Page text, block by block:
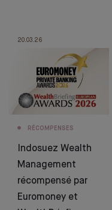
20.03.26
RÉCOMPENSES
Indosuez Wealth
Management
récompensé par
Euromoney et